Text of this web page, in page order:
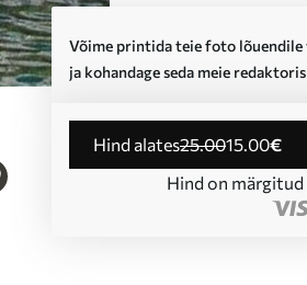
Võime printida teie foto lõuendile
ja kohandage seda meie
Hind alates25.0015.00€
Hind on märgitud